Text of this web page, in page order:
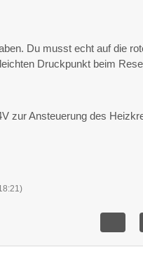
Du musst echt auf die
Druckpunkt beim
zur Ansteuerung des
)